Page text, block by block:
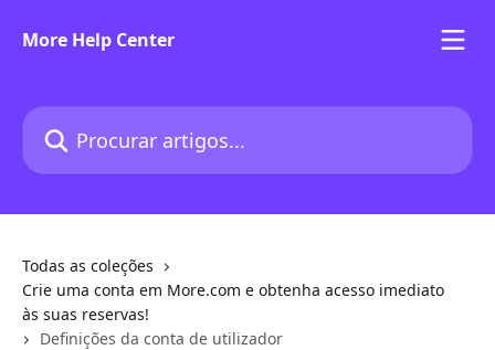
More Help Center
Procurar artigos...
Todas as coleções
Crie uma conta em More.com e obtenha acesso imediato
às suas reservas!
Definições da conta de utilizador